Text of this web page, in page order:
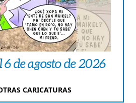
de agosto de 2026
CARICATURAS